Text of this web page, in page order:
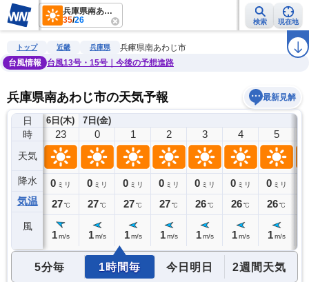
兵庫県南あわじ市
35/26 検索 現在地
雨雲レーダー 台風情報 地震情報 警報・注意報 ラ
トップ 近畿 兵庫県
兵庫県南あわじ市
台風情報
台風13号・15号｜今後の予想進路
兵庫県南あわじ市の天気予報 最新見解
日
時
天気
降水
気温
風
6日(木)
22
0ミリ
28℃
23
0 ミリ
27 ℃
1m/s
7日(金)
0
0 ミリ
27℃
1 m/s
1
0 ミリ
27℃
1 m/s
2
0 ミリ
27℃
1 m/s
3
0 ミリ
26℃
1 m/s
4
0 ミリ
26℃
1 m/s
5
0 ミリ
26℃
1 m/s
5分毎 1時間毎 今日明日 2週間天気